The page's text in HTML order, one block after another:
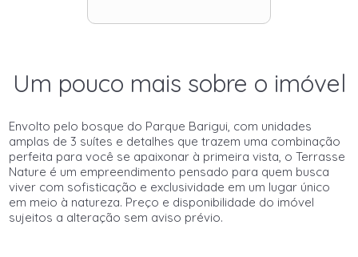
Um pouco mais sobre o imóvel
Envolto pelo bosque do Parque Barigui, com unidades
amplas de 3 suítes e detalhes que trazem uma combinação
perfeita para você se apaixonar à primeira vista, o Terrasse
Nature é um empreendimento pensado para quem busca
viver com sofisticação e exclusividade em um lugar único
em meio à natureza. Preço e disponibilidade do imóvel
sujeitos a alteração sem aviso prévio.